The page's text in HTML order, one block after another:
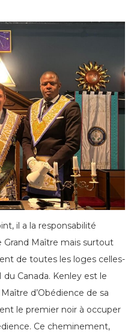
il a la responsabilité
Grand Maître mais surtout
de toutes les loges celles-
Canada. Kenley est le
d’Obédience de sa
le premier noir à occuper
Ce cheminement,